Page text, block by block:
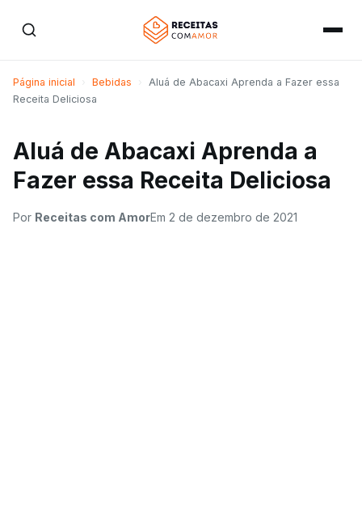
Página inicial Bebidas
Aluá de Abacaxi Aprenda a Fazer essa
Receita Deliciosa
Aluá de Abacaxi Aprenda a
Fazer essa Receita Deliciosa
Por Receitas com AmorEm 2 de dezembro de 2021